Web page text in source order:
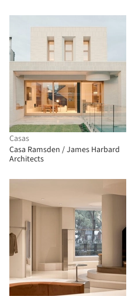
Casas
Casa Ramsden / James Harbard
Architects